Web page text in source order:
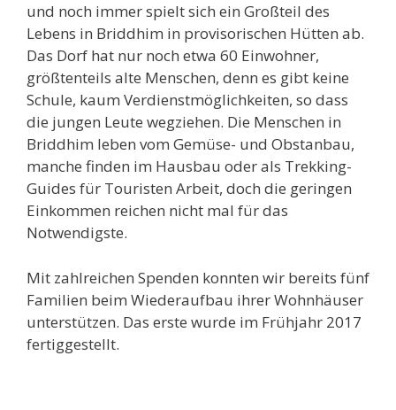
und noch immer spielt sich ein Großteil des
Lebens in Briddhim in provisorischen Hütten ab.
Das Dorf hat nur noch etwa 60 Einwohner,
größtenteils alte Menschen, denn es gibt keine
Schule, kaum Verdienstmöglichkeiten, so dass
die jungen Leute wegziehen. Die Menschen in
Briddhim leben vom Gemüse- und Obstanbau,
manche finden im Hausbau oder als Trekking-
Guides für Touristen Arbeit, doch die geringen
Einkommen reichen nicht mal für das
Notwendigste.
Mit zahlreichen Spenden konnten wir bereits fünf
Familien beim Wiederaufbau ihrer Wohnhäuser
unterstützen. Das erste wurde im Frühjahr 2017
fertiggestellt.